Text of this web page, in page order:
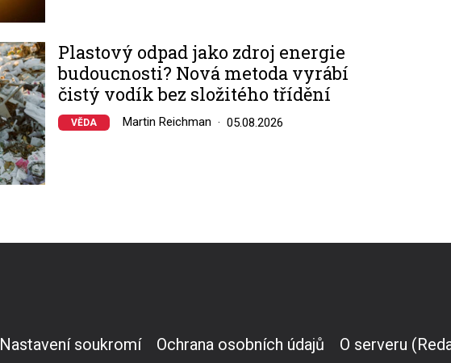
Plastový odpad jako zdroj energie
budoucnosti? Nová metoda vyrábí
čistý vodík bez složitého třídění
VĚDA Martin Reichman 05.08.2026
Nastavení soukromí Ochrana osobních údajů O serveru